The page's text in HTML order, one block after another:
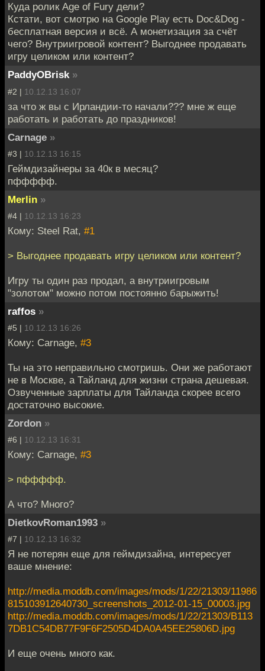
Куда ролик Age of Fury дели?
Кстати, вот смотрю на Google Play есть Doc&Dog -
бесплатная версия и всё. А монетизация за счёт
чего? Внутриигровой контент? Выгоднее продавать
игру целиком или контент?
PaddyOBrisk »
#2 | 10.12.13 16:07
за что ж вы с Ирландии-то начали??? мне ж еще
работать и работать до праздников!
Carnage »
#3 | 10.12.13 16:15
Геймдизайнеры за 40к в месяц?
пффффф.
Merlin »
#4 | 10.12.13 16:23
Кому: Steel Rat, #1
> Выгоднее продавать игру целиком или контент?
Игру ты один раз продал, а внутриигровым
"золотом" можно потом постоянно барыжить!
raffos »
#5 | 10.12.13 16:26
Кому: Carnage, #3
Ты на это неправильно смотришь. Они же работают
не в Москве, а Тайланд для жизни страна дешевая.
Озвученные зарплаты для Тайланда скорее всего
достаточно высокие.
Zordon »
#6 | 10.12.13 16:31
Кому: Carnage, #3
> пффффф.
А что? Много?
DietkovRoman1993 »
#7 | 10.12.13 16:32
Я не потерян еще для геймдизайна, интересует
ваше мнение:
http://media.moddb.com/images/mods/1/22/21303/11986
815103912640730_screenshots_2012-01-15_00003.jpg
http://media.moddb.com/images/mods/1/22/21303/B113
7DB1C54DB77F9F6F2505D4DA0A45EE25806D.jpg
И еще очень много как.